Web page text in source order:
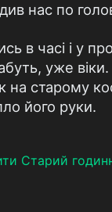
нас по
в часі і у
уже віки.
на старому
його руки.
Старий